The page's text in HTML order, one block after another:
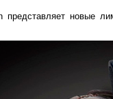
представляет новые